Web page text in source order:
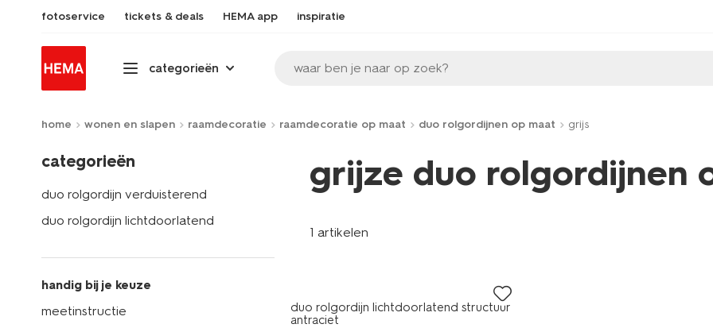
fotoservice tickets & deals HEMA app inspiratie
categorieën waar ben je naar op zoek?
home wonen en slapen raamdecoratie raamdecoratie op maat duo rolgordijnen op maat grijs
categorieën
duo rolgordijn verduisterend
duo rolgordijn lichtdoorlatend
handig bij je keuze
meetinstructie
grijze duo rolgordijnen
1 artikelen
duo rolgordijn lichtdoorlatend structuur
antraciet